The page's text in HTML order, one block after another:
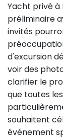
Yacht privé à
préliminaire
invités
d'excursion
voir des
clarifier le
que toutes
souhaitent
événement